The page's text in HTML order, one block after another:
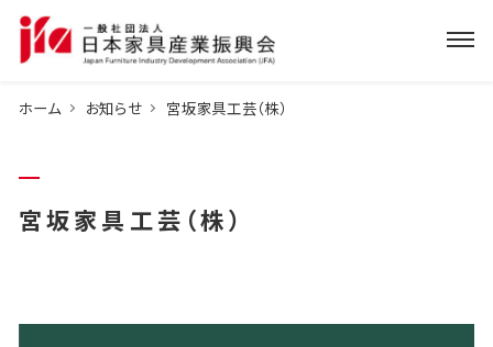
ホーム お知らせ 宮坂家具工芸（株）
宮坂家具工芸（株）